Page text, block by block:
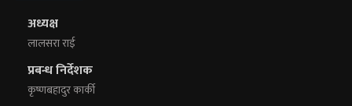
अध्यक्ष
लालसरा राई
प्रबन्ध निर्देशक
कृष्णबहादुर कार्की